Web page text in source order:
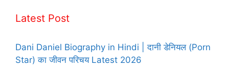
Latest Post
Dani Daniel Biography in Hindi | दानी डेनियल (Porn
Star) का जीवन परिचय Latest 2026